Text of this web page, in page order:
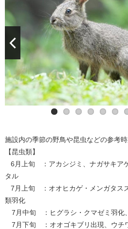
キビタキ
ルリビタキ
カワセミ（調整池、権現池
コゲラ
アカゲラ（天ケ
アオゲラ（留
施設内の季節の野鳥や昆虫などの参考
【昆虫類】
6月上旬 ：アカシジミ、ナガサキア
タル
7月上旬 ：オオヒカゲ・メンガタス
類羽化
7月中旬 ：ヒグラシ・クマゼミ羽化
7月下旬 ：オオゴキブリ出現、ウチ